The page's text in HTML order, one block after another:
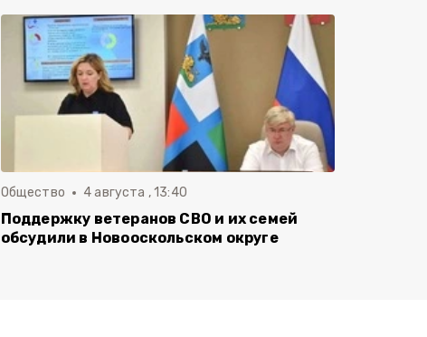
Общество 4 августа , 13:40
Поддержку ветеранов СВО и их семей
обсудили в Новооскольском округе